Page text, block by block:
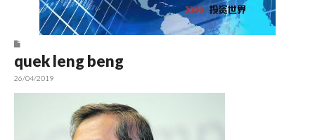
quek leng beng
26/04/2019